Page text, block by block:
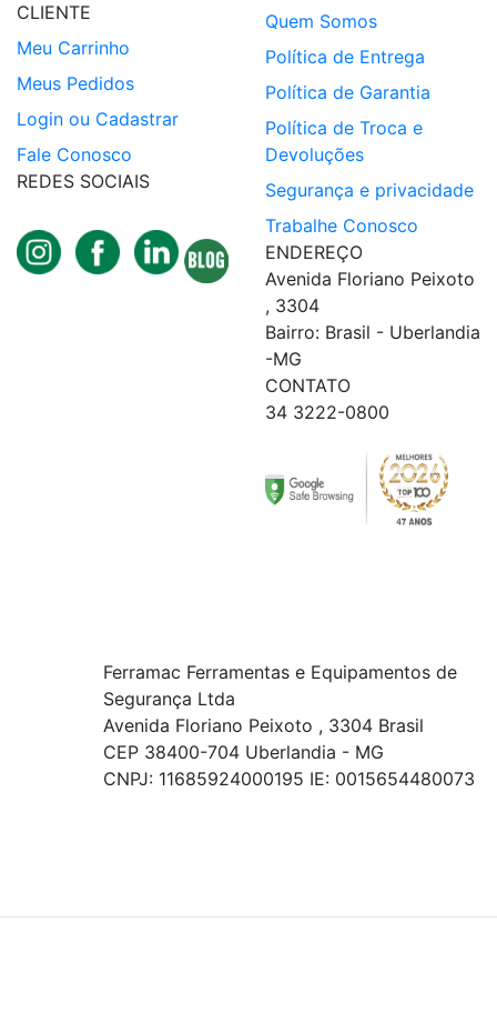
CLIENTE
Meu Carrinho
Meus Pedidos
Login ou Cadastrar
Fale Conosco
REDES SOCIAIS
Quem Somos
Política de Entrega
Política de Garantia
Política de Troca e
Devoluções
Segurança e privacidade
Trabalhe Conosco
ENDEREÇO
Avenida Floriano Peixoto
, 3304
Bairro: Brasil - Uberlandia
-MG
CONTATO
34 3222-0800
Ferramac Ferramentas e Equipamentos de
Segurança Ltda
Avenida Floriano Peixoto , 3304 Brasil
CEP 38400-704 Uberlandia - MG
CNPJ: 11685924000195 IE: 0015654480073